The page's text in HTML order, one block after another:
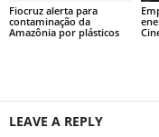
Fiocruz alerta para
contaminação da
Amazônia por plásticos
LEAVE A REPLY